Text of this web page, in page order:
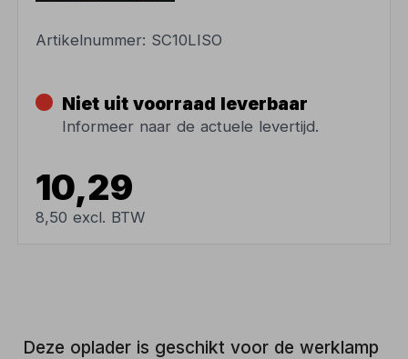
Artikelnummer: SC10LISO
Niet uit voorraad leverbaar
Informeer naar de actuele levertijd.
10,29
8,50 excl. BTW
Deze oplader is geschikt voor de werklamp